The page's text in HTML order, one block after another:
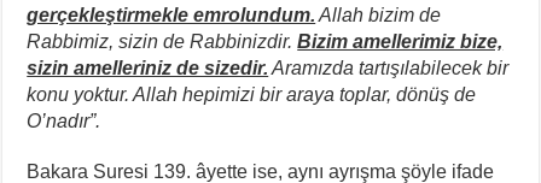
gerçekleştirmekle emrolundum. Allah bizim de
Rabbimiz, sizin de Rabbinizdir.Bizim amellerimiz bize,
sizin amelleriniz de sizedir. Aramızda tartışılabilecek bir
konu yoktur. Allah hepimizi bir araya toplar, dönüş de
O’nadır”.
Bakara Suresi 139. âyette ise, aynı ayrışma şöyle ifade